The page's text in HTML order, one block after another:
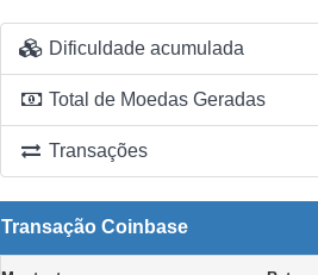
Dificuldade acumulada
Total de Moedas Geradas
Transações
Transação Coinbase